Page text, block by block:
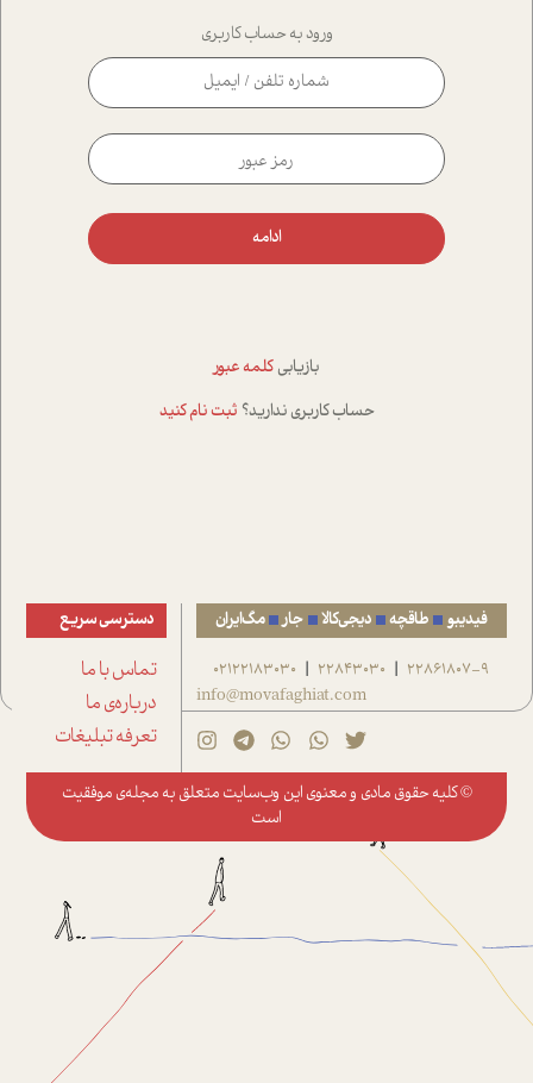
ورود به حساب کاربری
ادامه
بازیابی کلمه عبور
حساب کاربری ندارید؟ ثبت نام کنید
فیدیبو طاقچه دیجی‌کالا جار مگ‌ایران
22861807-9
|
22843030
|
02122183030
info@movafaghiat.com
دسترسی سریع
تماس با ما
درباره‌ی ما
تعرفه تبلیغات
© کلیه حقوق مادی و معنوی این وب‌سایت متعلق به مجله‌ی موفقیت
است